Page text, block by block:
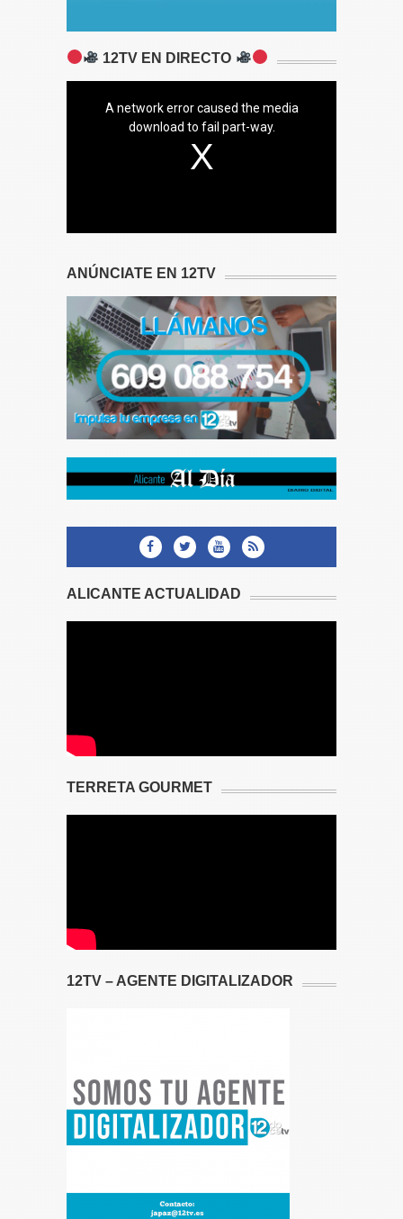
12TV EN DIRECTO
A network error caused the media
download to fail part-way.
ANÚNCIATE EN 12TV
ALICANTE ACTUALIDAD
TERRETA GOURMET
12TV – AGENTE DIGITALIZADOR